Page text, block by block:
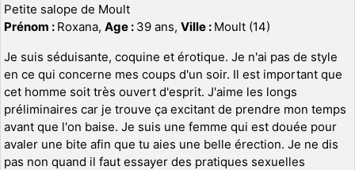
Petite salope de Moult
Prénom : Roxana, Age : 39 ans, Ville : Moult (14)
Je suis séduisante, coquine et érotique. Je n'ai pas de style
en ce qui concerne mes coups d'un soir. Il est important que
cet homme soit très ouvert d'esprit. J'aime les longs
préliminaires car je trouve ça excitant de prendre mon temps
avant que l'on baise. Je suis une femme qui est douée pour
avaler une bite afin que tu aies une belle érection. Je ne dis
pas non quand il faut essayer des pratiques sexuelles